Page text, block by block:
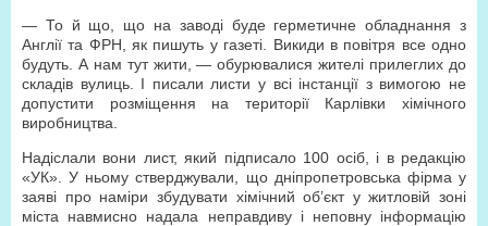
— То й що, що на заводі буде герметичне обладнання з
Англії та ФРН, як пишуть у газеті. Викиди в повітря все одно
будуть. А нам тут жити, — обурювалися жителі прилеглих до
складів вулиць. І писали листи у всі інстанції з вимогою не
допустити розміщення на території Карлівки хімічного
виробництва.
Надіслали вони лист, який підписало 100 осіб, і в редакцію
«УК». У ньому стверджували, що дніпропетровська фірма у
заяві про наміри збудувати хімічний об’єкт у житловій зоні
міста навмисно надала неправдиву і неповну інформацію